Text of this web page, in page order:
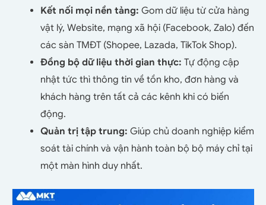
Kết nối mọi nền tảng: Gom dữ liệu từ cửa hàng
vật lý, Website, mạng xã hội (Facebook, Zalo) đến
các sàn TMĐT (Shopee, Lazada, TikTok Shop).
Đồng bộ dữ liệu thời gian thực: Tự động cập
nhật tức thì thông tin về tồn kho, đơn hàng và
khách hàng trên tất cả các kênh khi có biến
động.
Quản trị tập trung: Giúp chủ doanh nghiệp kiểm
soát tài chính và vận hành toàn bộ bộ máy chỉ tại
một màn hình duy nhất.